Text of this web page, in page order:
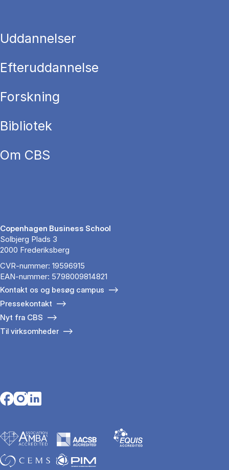
Uddannelser
Efteruddannelse
Forskning
Bibliotek
Om CBS
Copenhagen Business School
Solbjerg Plads 3
2000 Frederiksberg
CVR-nummer: 19596915
EAN-nummer: 5798009814821
Kontakt os og besøg campus
Pressekontakt
Nyt fra CBS
Til virksomheder
Opens in a new tab
Opens in a new tab
Opens in a new tab